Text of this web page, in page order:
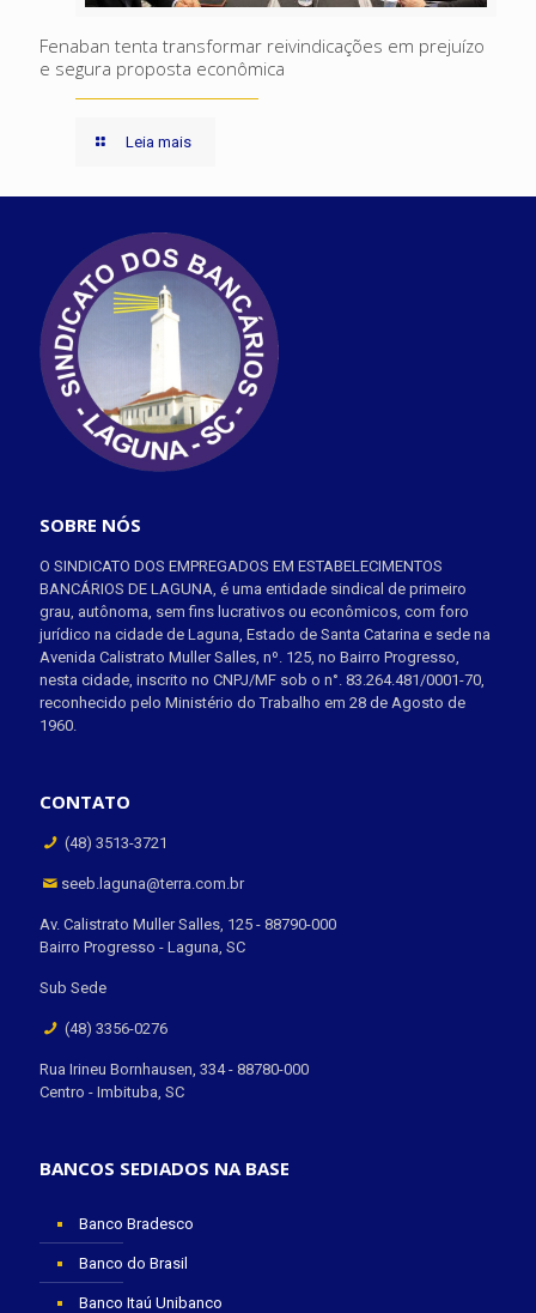
Fenaban tenta transformar reivindicações em prejuízo
e segura proposta econômica
Leia mais
SOBRE NÓS
O SINDICATO DOS EMPREGADOS EM ESTABELECIMENTOS
BANCÁRIOS DE LAGUNA, é uma entidade sindical de primeiro
grau, autônoma, sem fins lucrativos ou econômicos, com foro
jurídico na cidade de Laguna, Estado de Santa Catarina e sede na
Avenida Calistrato Muller Salles, nº. 125, no Bairro Progresso,
nesta cidade, inscrito no CNPJ/MF sob o n°. 83.264.481/0001-70,
reconhecido pelo Ministério do Trabalho em 28 de Agosto de
1960.
CONTATO
(48) 3513-3721
seeb.laguna@terra.com.br
Av. Calistrato Muller Salles, 125 - 88790-000
Bairro Progresso - Laguna, SC
Sub Sede
(48) 3356-0276
Rua Irineu Bornhausen, 334 - 88780-000
Centro - Imbituba, SC
BANCOS SEDIADOS NA BASE
Banco Bradesco
Banco do Brasil
Banco Itaú Unibanco